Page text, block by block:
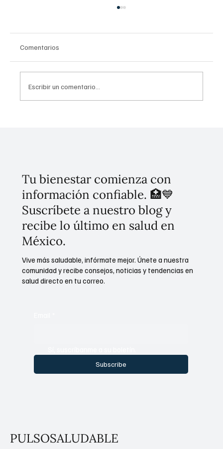
Comentarios
Escribir un comentario...
Tu bienestar comienza con
información confiable. 🏥💙
Suscríbete a nuestro blog y
recibe lo último en salud en
México.
Subscribe
Vive más saludable, infórmate mejor. Únete a nuestra
comunidad y recibe consejos, noticias y tendencias en
salud directo en tu correo.
PULSOSALUDABLE